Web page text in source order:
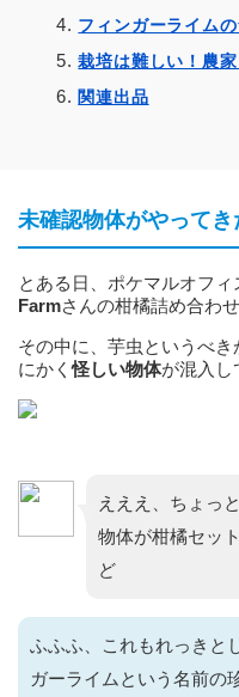
フィンガーライム
栽培は難しい！農
関連出品
未確認物体がやってき
とある日、ポケマルオフ
Farmさんの柑橘詰め合わ
その中に、芋虫というべ
にかく怪しい物体が混入し
えええ、ちょっ
物体が柑橘セッ
ど
ふふふ、これもれっきと
ガーライムという名前の